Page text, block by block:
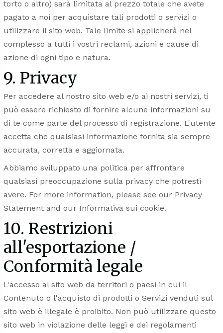
torto o altro) sarà limitata al prezzo totale che avete
pagato a noi per acquistare tali prodotti o servizi o
utilizzare il sito web. Tale limite si applicherà nel
complesso a tutti i vostri reclami, azioni e cause di
azione di ogni tipo e natura.
9. Privacy
Per accedere al nostro sito web e/o ai nostri servizi, ti
può essere richiesto di fornire alcune informazioni su
di te come parte del processo di registrazione. L'utente
accetta che qualsiasi informazione fornita sia sempre
accurata, corretta e aggiornata.
Abbiamo sviluppato una politica per affrontare
qualsiasi preoccupazione sulla privacy che potresti
avere. For more information, please see our Privacy
Statementand our Informativa sui cookie.
10. Restrizioni
all'esportazione /
Conformità legale
L'accesso al sito web da territori o paesi in cui il
Contenuto o l'acquisto di prodotti o Servizi venduti sul
sito web è illegale è proibito. Non può utilizzare questo
sito web in violazione delle leggi e dei regolamenti